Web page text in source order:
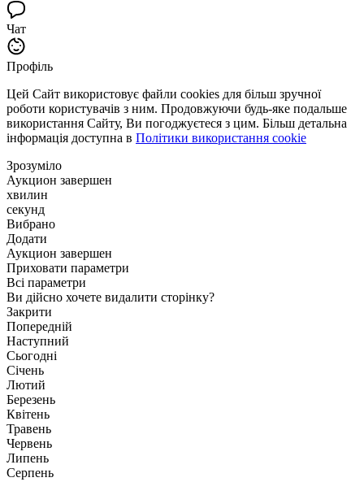
Чат
Профіль
Цей Сайт використовує файли cookies для більш зручної
роботи користувачів з ним. Продовжуючи будь-яке подальше
використання Сайту, Ви погоджуєтеся з цим. Більш детальна
інформація доступна в Політики використання cookie
Зрозуміло
Аукцион завершен
хвилин
секунд
Вибрано
Додати
Аукцион завершен
Приховати параметри
Всі параметри
Ви дійсно хочете видалити сторінку?
Закрити
Попередній
Наступний
Сьогодні
Січень
Лютий
Березень
Квітень
Травень
Червень
Липень
Серпень